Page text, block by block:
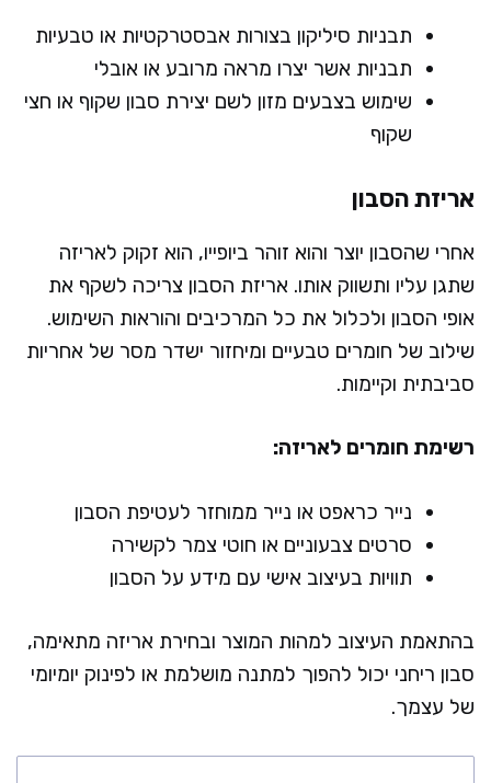
תבניות סיליקון בצורות אבסטרקטיות או טבעיות
תבניות אשר יצרו מראה מרובע או אובלי
שימוש בצבעים מזון לשם יצירת סבון שקוף או חצי
שקוף
אריזת הסבון
אחרי שהסבון יוצר והוא זוהר ביופייו, הוא זקוק לאריזה
שתגן עליו ותשווק אותו. אריזת הסבון צריכה לשקף את
אופי הסבון ולכלול את כל המרכיבים והוראות השימוש.
שילוב של חומרים טבעיים ומיחזור ישדר מסר של אחריות
סביבתית וקיימות.
רשימת חומרים לאריזה:
נייר כראפט או נייר ממוחזר לעטיפת הסבון
סרטים צבעוניים או חוטי צמר לקשירה
תוויות בעיצוב אישי עם מידע על הסבון
בהתאמת העיצוב למהות המוצר ובחירת אריזה מתאימה,
סבון ריחני יכול להפוך למתנה מושלמת או לפינוק יומיומי
של עצמך.